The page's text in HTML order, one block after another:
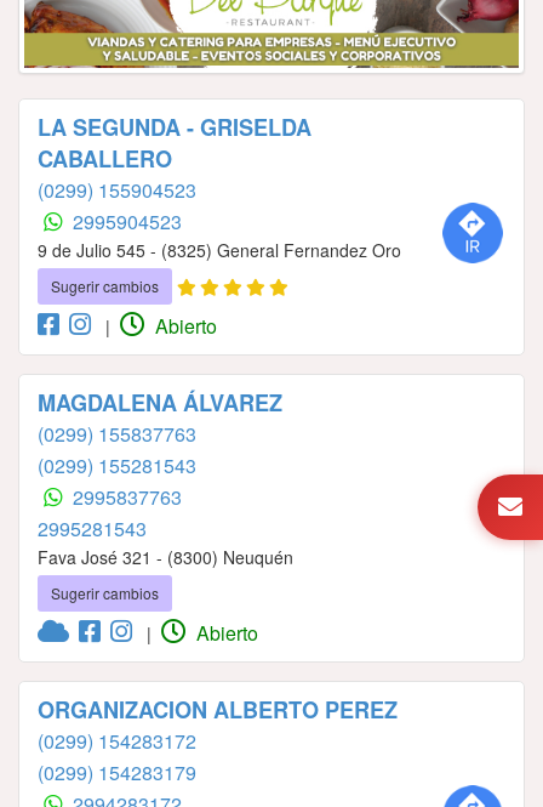
LA SEGUNDA - GRISELDA
CABALLERO
(0299) 155904523
2995904523
9 de Julio 545 - (8325) General Fernandez Oro
Sugerir cambios
| Abierto
MAGDALENA ÁLVAREZ
(0299) 155837763
(0299) 155281543
2995837763
2995281543
Fava José 321 - (8300) Neuquén
Sugerir cambios
| Abierto
ORGANIZACION ALBERTO PEREZ
(0299) 154283172
(0299) 154283179